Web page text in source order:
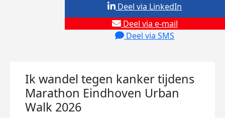
Deel via e-mail
Deel via SMS
Deel via LinkedIn
Ik wandel tegen kanker tijdens
Marathon Eindhoven Urban
Walk 2026